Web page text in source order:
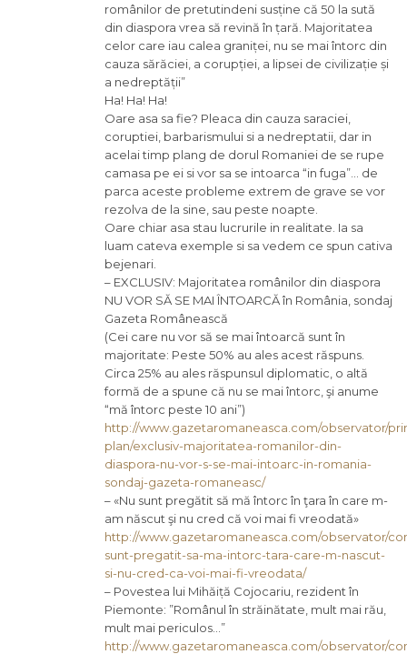
românilor de pretutindeni susține că 50 la sută
din diaspora vrea să revină în țară. Majoritatea
celor care iau calea graniței, nu se mai întorc din
cauza sărăciei, a corupției, a lipsei de civilizație și
a nedreptății”
Ha! Ha! Ha!
Oare asa sa fie? Pleaca din cauza saraciei,
coruptiei, barbarismului si a nedreptatii, dar in
acelai timp plang de dorul Romaniei de se rupe
camasa pe ei si vor sa se intoarca “in fuga”… de
parca aceste probleme extrem de grave se vor
rezolva de la sine, sau peste noapte.
Oare chiar asa stau lucrurile in realitate. Ia sa
luam cateva exemple si sa vedem ce spun cativa
bejenari.
– EXCLUSIV: Majoritatea românilor din diaspora
NU VOR SĂ SE MAI ÎNTOARCĂ în România, sondaj
Gazeta Românească
(Cei care nu vor să se mai întoarcă sunt în
majoritate: Peste 50% au ales acest răspuns.
Circa 25% au ales răspunsul diplomatic, o altă
formă de a spune că nu se mai întorc, şi anume
“mă întorc peste 10 ani”)
http://www.gazetaromaneasca.com/observator/
plan/exclusiv-majoritatea-romanilor-din-
diaspora-nu-vor-s-se-mai-intoarc-in-romania-
sondaj-gazeta-romaneasc/
– «Nu sunt pregătit să mă întorc în ţara în care m-
am născut şi nu cred că voi mai fi vreodată»
http://www.gazetaromaneasca.com/observator/
sunt-pregatit-sa-ma-intorc-tara-care-m-nascut-
si-nu-cred-ca-voi-mai-fi-vreodata/
– Povestea lui Mihăiță Cojocariu, rezident în
Piemonte: ”Românul în străinătate, mult mai rău,
mult mai periculos…”
http://www.gazetaromaneasca.com/observator/